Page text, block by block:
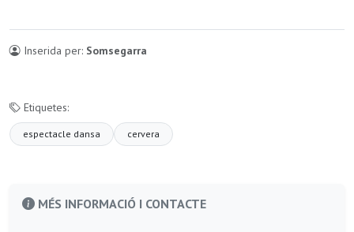
Inserida per: Somsegarra
Etiquetes:
espectacle dansa cervera
MÉS INFORMACIÓ I CONTACTE